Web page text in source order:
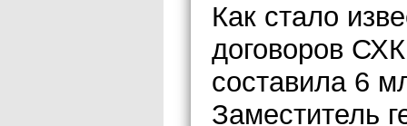
Как стало
договоров
составила 6
Заместитель